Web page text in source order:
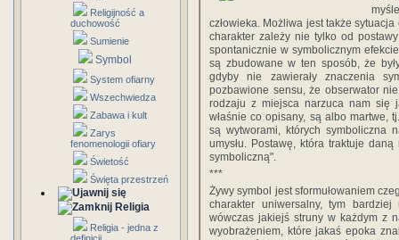
Religijność a
duchowość
Sumienie
Symbol
System ofiarny
Wszechwiedza
Zabawa i kult
Zarys
fenomenologii ofiary
Świetość
Święta przestrzeń
Religia
Religia - jedna z
człowieka. Możliwa jest także
charakter zależy nie tylko od
spontanicznie w symbolicznym
są zbudowane w ten sposób, że
gdyby nie zawierały znaczenia
pozbawione sensu, że obserwator
rodzaju z miejsca narzuca nam się
właśnie co opisany, są albo martwe,
są wytworami, których symboliczna
umysłu. Postawę, która traktuje
symboliczną".
***
Żywy symbol jest sformułowaniem
charakter uniwersalny, tym
wówczas jakiejś struny w każdym z
wyobrażeniem, które jakaś epoka